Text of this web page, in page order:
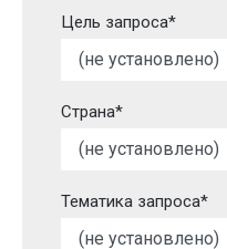
Цель запроса*
Страна*
Тематика запроса*